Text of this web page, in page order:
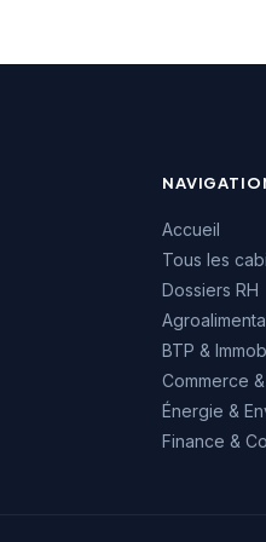
Accueil
Tous les
Dossiers RH
BTP &
Commerce
Énergie &
Finance &